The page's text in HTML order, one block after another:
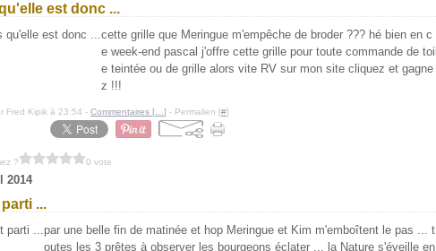
est donc ...
cette grille que Meringue m'empêche de broder ??? hé bien en c
e week-end pascal j'offre cette grille pour toute commande de toil
e teintée ou de grille alors vite RV sur mon site cliquez et gagne
z !!!
Fred Kipik à 23:54 - Commentaires [ ] - Permalien [#]
? 0 vote
2014
...
par une belle fin de matinée et hop Meringue et Kim m'emboîtent le pas ... t
outes les 3 prêtes à observer les bourgeons éclater ... la Nature s'éveille en